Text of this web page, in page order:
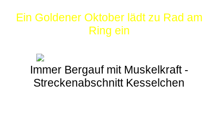
Ein Goldener Oktober lädt zu Rad am
Ring ein
Immer Bergauf mit Muskelkraft -
Streckenabschnitt Kesselchen